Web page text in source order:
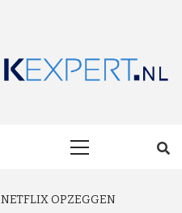
NETFLIX OPZEGGEN